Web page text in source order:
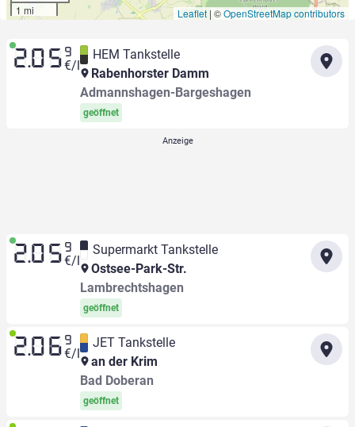
1 mi
Leaflet | ©OpenStreetMap contributors
2.05 9
€/l
HEM Tankstelle
Rabenhorster Damm
Admannshagen-Bargeshagen
geöffnet
2.05 9
€/l
Supermarkt Tankstelle
Ostsee-Park-Str.
Lambrechtshagen
geöffnet
2.06 9
€/l
JET Tankstelle
an der Krim
Bad Doberan
geöffnet